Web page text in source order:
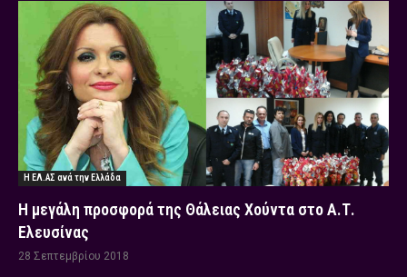
Η ΕΛ.ΑΣ ανά την Ελλάδα
Η μεγάλη προσφορά της Θάλειας Χούντα στο Α.Τ.
Ελευσίνας
28 Σεπτεμβρίου 2018